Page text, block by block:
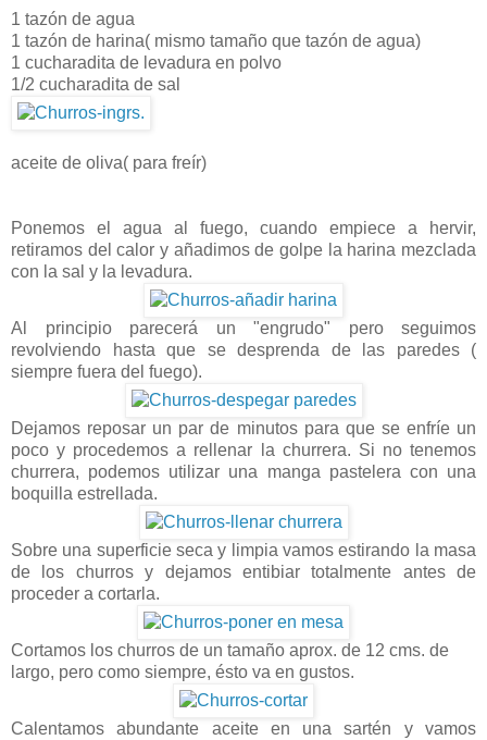
1 tazón de agua
1 tazón de harina( mismo tamaño que tazón de agua)
1 cucharadita de levadura en polvo
1/2 cucharadita de sal
aceite de oliva( para freír)
Ponemos el agua al fuego, cuando empiece a hervir,
retiramos del calor y añadimos de golpe la harina mezclada
con la sal y la levadura.
Al principio parecerá un "engrudo" pero seguimos
revolviendo hasta que se desprenda de las paredes (
siempre fuera del fuego).
Dejamos reposar un par de minutos para que se enfríe un
poco y procedemos a rellenar la churrera. Si no tenemos
churrera, podemos utilizar una manga pastelera con una
boquilla estrellada.
Sobre una superficie seca y limpia vamos estirando la masa
de los churros y dejamos entibiar totalmente antes de
proceder a cortarla.
Cortamos los churros de un tamaño aprox. de 12 cms. de
largo, pero como siempre, ésto va en gustos.
Calentamos abundante aceite en una sartén y vamos